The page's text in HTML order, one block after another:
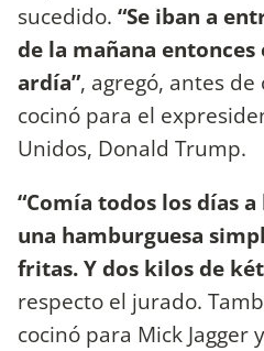
sucedido. “Se iban a
de la mañana
ardía”, agregó, antes
cocinó para el
Unidos, Donald Trump.
“Comía todos los días
una hamburguesa
fritas. Y dos kilos de
respecto el jurado.
cocinó para Mick